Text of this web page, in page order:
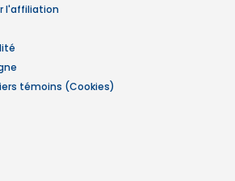
l'affiliation
témoins (Cookies)